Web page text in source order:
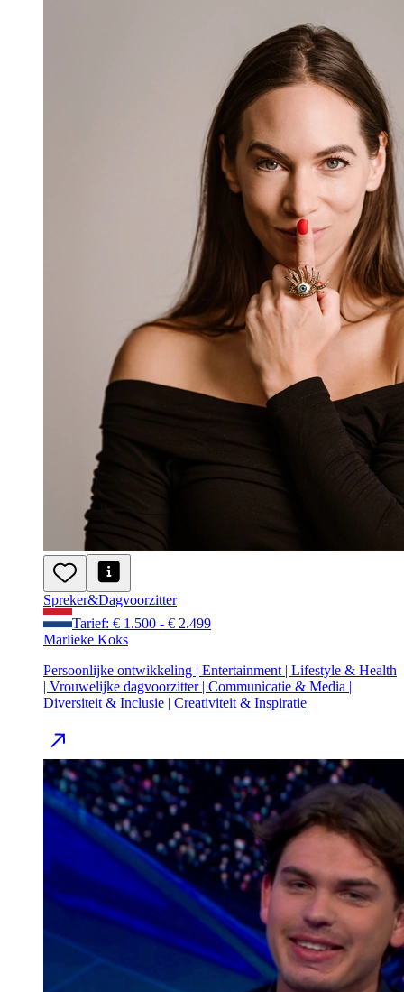
Spreker&Dagvoorzitter
Tarief: € 1.500 - € 2.499
Marlieke Koks
Persoonlijke ontwikkeling | Entertainment | Lifestyle & Health
| Vrouwelijke dagvoorzitter | Communicatie & Media |
Diversiteit & Inclusie | Creativiteit & Inspiratie